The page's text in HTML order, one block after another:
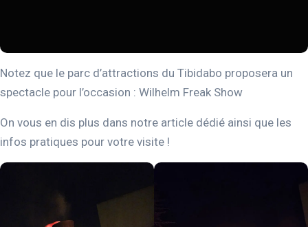
Notez que le parc d’attractions du Tibidabo proposera un
spectacle pour l’occasion : Wilhelm Freak Show
On vous en dis plus dans notre article dédié ainsi que les
infos pratiques pour votre visite !